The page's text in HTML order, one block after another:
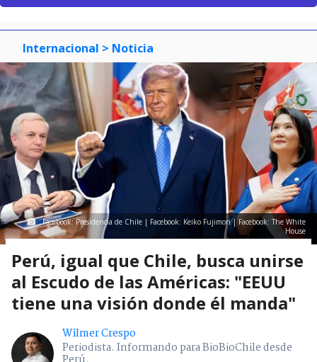
Internacional > Noticia
Facebook: Presidencia de Chile | Facebook: Keiko Fujimori | Facebook: The White
House
Perú, igual que Chile, busca unirse
al Escudo de las Américas: "EEUU
tiene una visión donde él manda"
Wilmer Crespo
Periodista. Informando para BioBioChile desde